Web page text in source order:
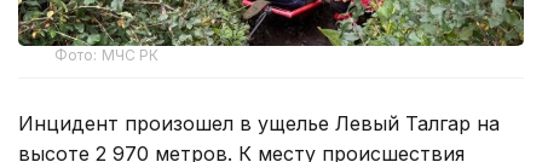
Фото: МЧС РК
Инцидент произошел в ущелье Левый Талгар на
высоте 2 970 метров. К месту происшествия